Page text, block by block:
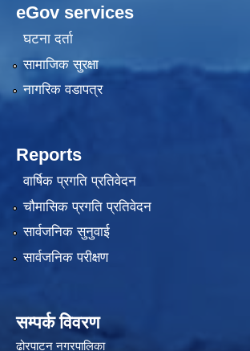
eGov services
घटना दर्ता
सामाजिक सुरक्षा
नागरिक वडापत्र
Reports
वार्षिक प्रगति प्रतिवेदन
चौमासिक प्रगति प्रतिवेदन
सार्वजनिक सुनुवाई
सार्वजनिक परीक्षण
सम्पर्क विवरण
ढोरपाटन नगरपालिका